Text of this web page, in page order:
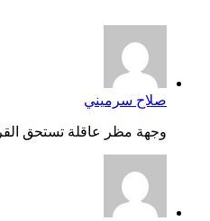
صلاح سرميني
وجهة مظر عاقلة تستحق